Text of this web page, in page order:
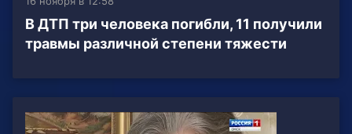
В ДТП три человека погибли, 11 получили
травмы различной степени тяжести